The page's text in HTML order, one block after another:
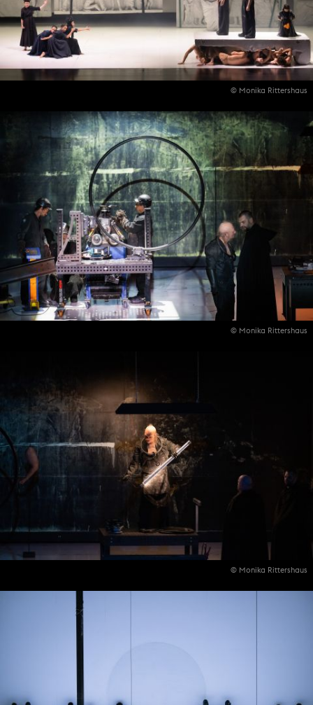
© Monika Rittershaus
© Monika Rittershaus
© Monika Rittershaus